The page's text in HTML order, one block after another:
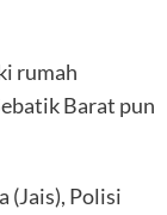
rumah
Barat pun
(Jais), Polisi